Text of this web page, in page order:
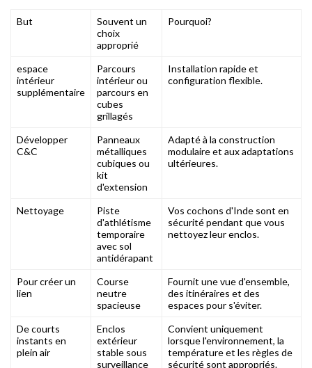
But
Souvent un
choix
approprié
Pourquoi?
espace
intérieur
supplémentaire
Parcours
intérieur ou
parcours en
cubes
grillagés
Installation rapide et
configuration flexible.
Développer
C&C
Panneaux
métalliques
cubiques ou
kit
d'extension
Adapté à la construction
modulaire et aux adaptations
ultérieures.
Nettoyage
Piste
d'athlétisme
temporaire
avec sol
antidérapant
Vos cochons d'Inde sont en
sécurité pendant que vous
nettoyez leur enclos.
Pour créer un
lien
Course
neutre
spacieuse
Fournit une vue d'ensemble,
des itinéraires et des
espaces pour s'éviter.
De courts
instants en
plein air
Enclos
extérieur
stable sous
surveillance
Convient uniquement
lorsque l'environnement, la
température et les règles de
sécurité sont appropriés.